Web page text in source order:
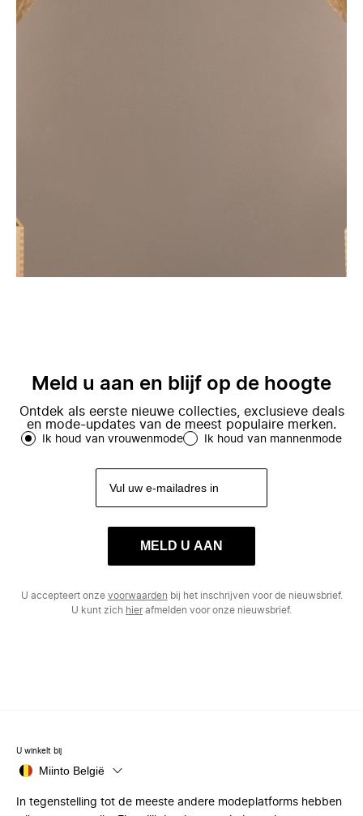
Meld u aan en blijf op de hoogte
Ontdek als eerste nieuwe collecties, exclusieve deals
en mode-updates van de meest populaire merken.
Ik houd van vrouwenmode Ik houd van mannenmode
MELD U AAN
U accepteert onze voorwaarden bij het inschrijven voor de nieuwsbrief.
U kunt zich hierafmelden voor onze nieuwsbrief.
U winkelt bij
Miinto België
In tegenstelling tot de meeste andere modeplatforms hebben